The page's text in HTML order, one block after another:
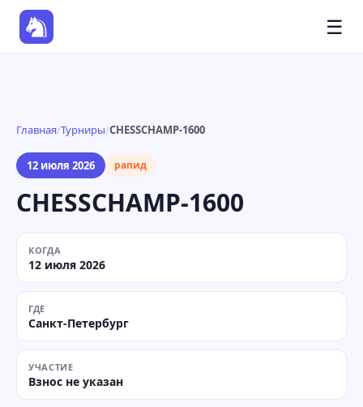
☰
Главная/Турниры/CHESSCHAMP-1600
12 июля 2026 рапид
CHESSCHAMP-1600
КОГДА
12 июля 2026
ГДЕ
Санкт-Петербург
УЧАСТИЕ
Взнос не указан